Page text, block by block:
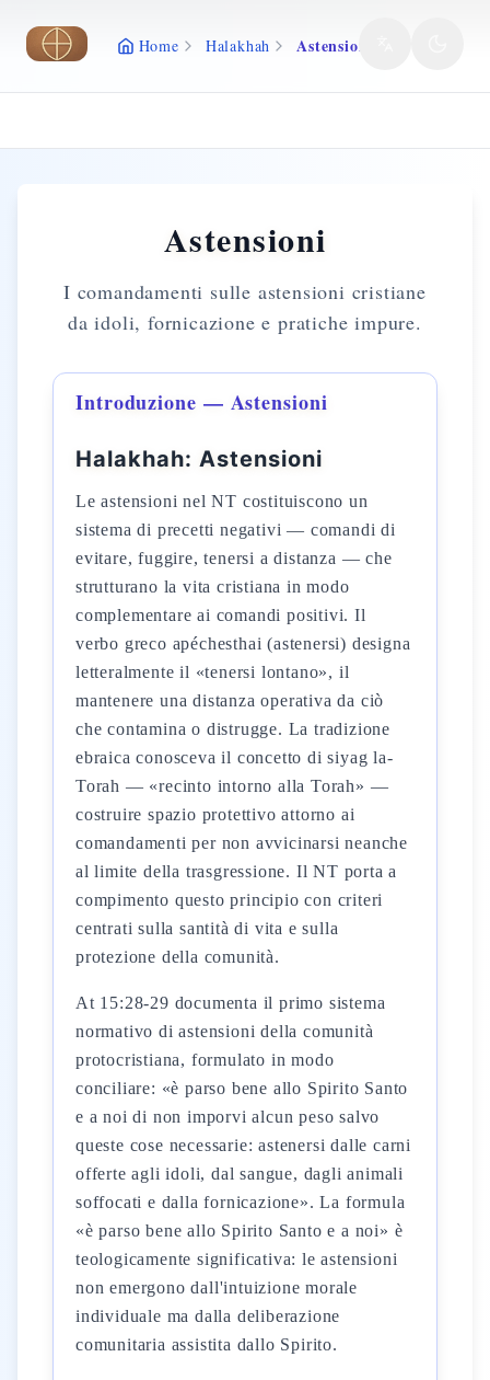
Vai al contenuto principale
Home Halakhah Astensioni
Astensioni
I comandamenti sulle astensioni cristiane
da idoli, fornicazione e pratiche impure.
Introduzione — Astensioni
Halakhah: Astensioni
Le astensioni nel NT costituiscono un
sistema di precetti negativi — comandi di
evitare, fuggire, tenersi a distanza — che
strutturano la vita cristiana in modo
complementare ai comandi positivi. Il
verbo greco apéchesthai (astenersi) designa
letteralmente il «tenersi lontano», il
mantenere una distanza operativa da ciò
che contamina o distrugge. La tradizione
ebraica conosceva il concetto di siyag la-
Torah — «recinto intorno alla Torah» —
costruire spazio protettivo attorno ai
comandamenti per non avvicinarsi neanche
al limite della trasgressione. Il NT porta a
compimento questo principio con criteri
centrati sulla santità di vita e sulla
protezione della comunità.
At 15:28-29 documenta il primo sistema
normativo di astensioni della comunità
protocristiana, formulato in modo
conciliare: «è parso bene allo Spirito Santo
e a noi di non imporvi alcun peso salvo
queste cose necessarie: astenersi dalle carni
offerte agli idoli, dal sangue, dagli animali
soffocati e dalla fornicazione». La formula
«è parso bene allo Spirito Santo e a noi» è
teologicamente significativa: le astensioni
non emergono dall'intuizione morale
individuale ma dalla deliberazione
comunitaria assistita dallo Spirito.